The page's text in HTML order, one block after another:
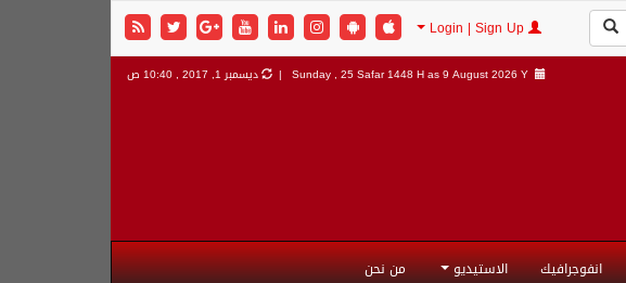
Sunday , 25 Safar 1448 H as9 August 2026 Y | ديسمبر 1, 2017 , 10:40 ص
انفوجرافيك الاستيديو من نحن